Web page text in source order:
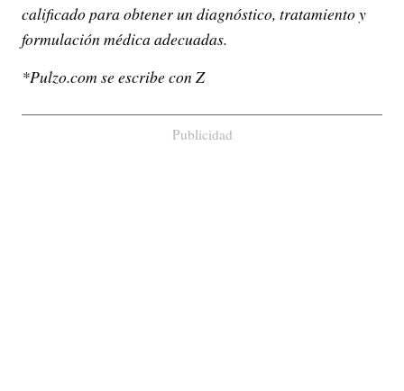
calificado para obtener un diagnóstico, tratamiento y
formulación médica adecuadas.
*Pulzo.com se escribe con Z
Publicidad